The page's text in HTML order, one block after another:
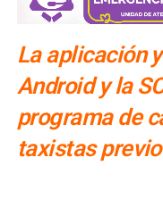
La aplicación
Android y la
programa de
taxistas